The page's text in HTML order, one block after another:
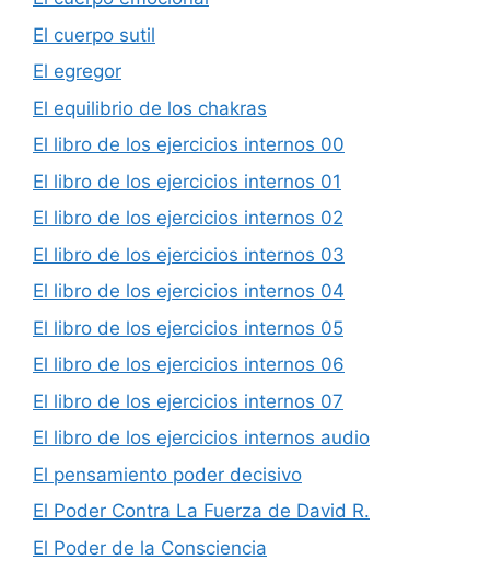
El cuerpo sutil
El egregor
El equilibrio de los chakras
El libro de los ejercicios internos 00
El libro de los ejercicios internos 01
El libro de los ejercicios internos 02
El libro de los ejercicios internos 03
El libro de los ejercicios internos 04
El libro de los ejercicios internos 05
El libro de los ejercicios internos 06
El libro de los ejercicios internos 07
El libro de los ejercicios internos audio
El pensamiento poder decisivo
El Poder Contra La Fuerza de David R.
El Poder de la Consciencia